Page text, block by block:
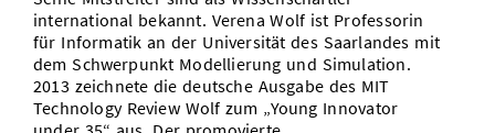
international bekannt. Verena Wolf ist Professorin
für Informatik an der Universität des Saarlandes mit
dem Schwerpunkt Modellierung und Simulation.
2013 zeichnete die deutsche Ausgabe des MIT
Technology Review Wolf zum „Young Innovator